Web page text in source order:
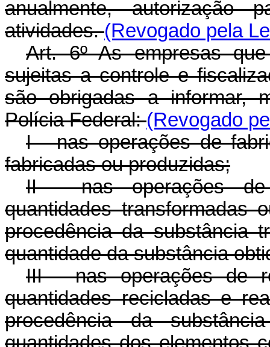
anualmente, autorização
atividades.(Revogado pela
Art. 6º As empresas
sujeitas a controle e
são obrigadas a informar,
Polícia Federal:(Revogado
I - nas operações de
fabricadas ou produzidas;
II - nas operações de
quantidades transformadas
procedência da substância
quantidade da substância
III - nas operações de
quantidades recicladas e
procedência da